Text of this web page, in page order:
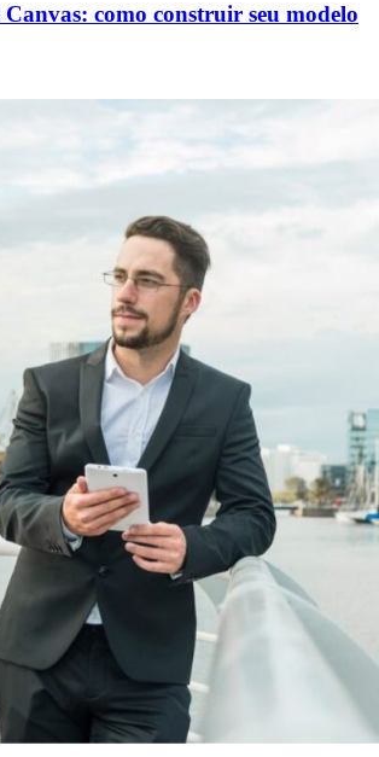
Canvas: como construir seu modelo